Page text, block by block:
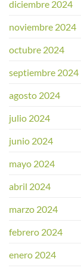
diciembre 2024
noviembre 2024
octubre 2024
septiembre 2024
agosto 2024
julio 2024
junio 2024
mayo 2024
abril 2024
marzo 2024
febrero 2024
enero 2024